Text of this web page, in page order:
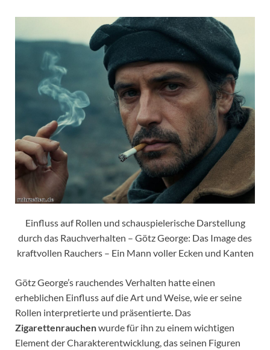
Einfluss auf Rollen und schauspielerische Darstellung
durch das Rauchverhalten – Götz George: Das Image des
kraftvollen Rauchers – Ein Mann voller Ecken und Kanten
Götz George’s rauchendes Verhalten hatte einen
erheblichen Einfluss auf die Art und Weise, wie er seine
Rollen interpretierte und präsentierte. Das
Zigarettenrauchenwurde für ihn zu einem wichtigen
Element der Charakterentwicklung, das seinen Figuren